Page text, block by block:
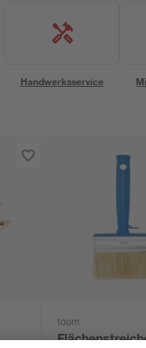
Handwerksservice
toom